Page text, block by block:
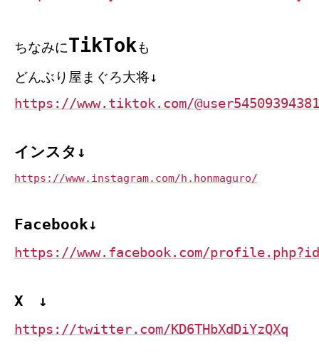
ちなみにTikTokも
どんぶり屋まぐろ大将↓
https://www.tiktok.com/
インスタ↓
https://www.instagram.com/h.honmaguro/
Facebook↓
https://www.facebook.com/
X ↓
https://twitter.com/KD6THbXdDiYzQXq